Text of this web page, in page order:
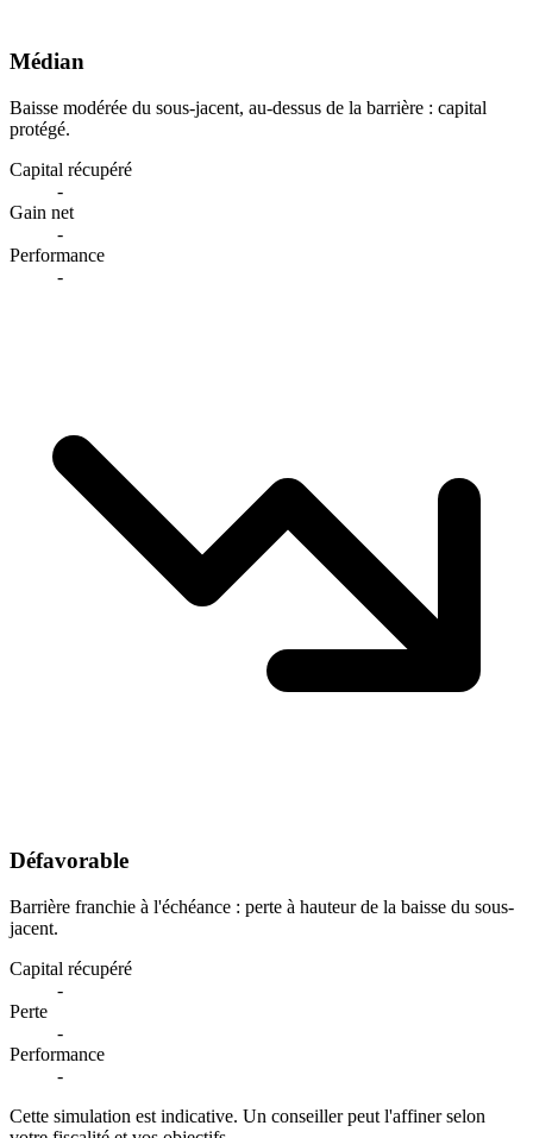
Médian
Baisse modérée du sous-jacent, au-dessus de la barrière : capital
protégé.
Capital récupéré
-
Gain net
-
Performance
-
Défavorable
Barrière franchie à l'échéance : perte à hauteur de la baisse du sous-
jacent.
Capital récupéré
-
Perte
-
Performance
-
Cette simulation est indicative. Un conseiller peut l'affiner selon